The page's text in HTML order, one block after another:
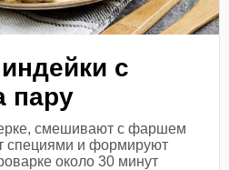
с
пару
смешивают с фаршем
специями и формируют
около 30 минут